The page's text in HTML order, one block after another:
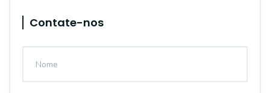
Contate-nos